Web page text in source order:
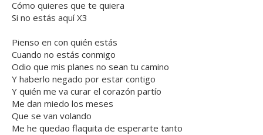
Cómo quieres que te quiera
Si no estás aquí X3
Pienso en con quién estás
Cuando no estás conmigo
Odio que mis planes no sean tu camino
Y haberlo negado por estar contigo
Y quién me va curar el corazón partío
Me dan miedo los meses
Que se van volando
Me he quedao flaquita de esperarte tanto